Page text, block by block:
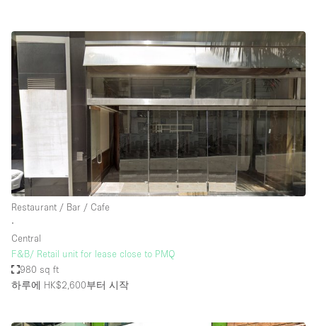
Restaurant / Bar / Cafe
∙
Central
F&B/ Retail unit for lease close to PMQ
980 sq ft
하루에 HK$2,600부터 시작